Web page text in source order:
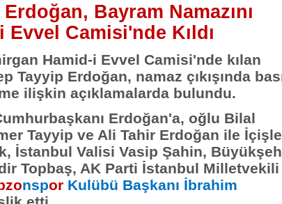
Bayram Namazını
Camisi'nde Kıldı
Hamid-i Evvel Camisi'nde kılan
Tayyip Erdoğan, namaz çıkışında
ilişkin açıklamalarda bulundu.
Erdoğan'a, oğlu Bilal
Tayyip ve Ali Tahir Erdoğan ile
İstanbul Valisi Vasip Şahin,
Topbaş, AK Parti İstanbul Milletvekili
nspor Kulübü Başkanı İbrahim